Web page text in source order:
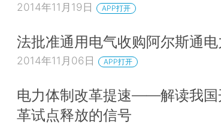
2014年11月19日 APP打开
法批准通用电气收购阿尔斯通
2014年11月06日 APP打开
电力体制改革提速——解读我国
革试点释放的信号